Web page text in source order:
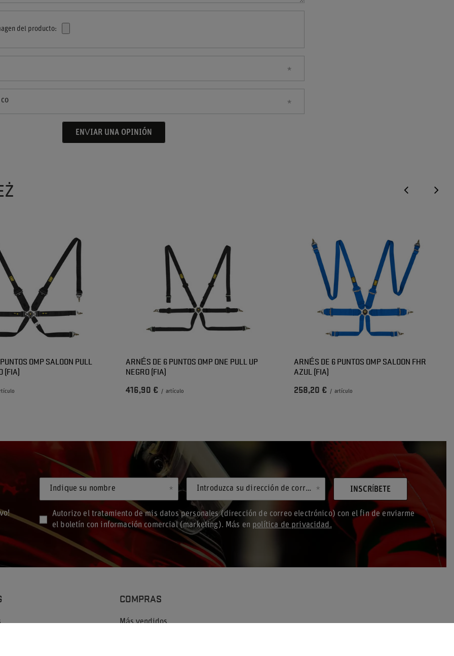
del producto:
ENVIAR UNA OPINIÓN
OMP SALOON PULL
(FIA)
ARNÉS DE 6 PUNTOS OMP ONE PULL UP
NEGRO (FIA)
416,90 € / artículo
ARNÉS DE 6 PUNTOS OMP SALOON FHR
AZUL (FIA)
258,20 € / artículo
Indique su nombre Introduzca su dirección de correo electrónico
Autorizo el tratamiento de mis datos personales (dirección de correo electrónico) con el fin de enviarme
el boletín con información comercial (marketing). Más en política de privacidad.
INSCRÍBETE
COMPRAS
Más vendidos